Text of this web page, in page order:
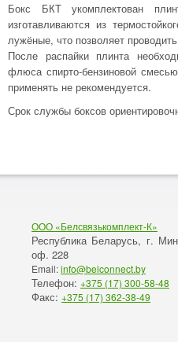
Бокс БКТ укомплектован
изготавливаются из
лужёные, что позволяет
После распайки плинта
флюса спирто-бензиновой
применять не рекомендуется.
Срок службы боксов
ООО «Белсвязькомплект-К»
Республика Беларусь, г.
оф. 228
Email:info@belconnect.by
Телефон: +375 (17) 300-58-48
Факс: +375 (17) 362-38-49